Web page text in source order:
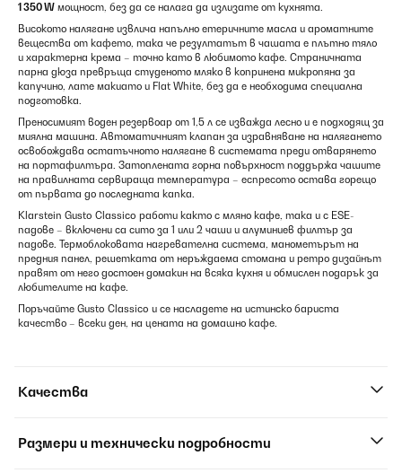
1 350 W мощност, без да се налага да излизате от кухнята.
Високото налягане извлича напълно етеричните масла и ароматните
вещества от кафето, така че резултатът в чашата е плътно тяло
и характерна крема – точно като в любимото кафе. Страничната
парна дюза превръща студеното мляко в копринена микропяна за
капучино, лате макиато и Flat White, без да е необходима специална
подготовка.
Преносимият воден резервоар от 1,5 л се изважда лесно и е подходящ за
миялна машина. Автоматичният клапан за изравняване на налягането
освобождава остатъчното налягане в системата преди отварянето
на портафилтъра. Затоплената горна повърхност поддържа чашите
на правилната сервираща температура – еспресото остава горещо
от първата до последната капка.
Klarstein Gusto Classico работи както с мляно кафе, така и с ESE-
падове – включени са сито за 1 или 2 чаши и алуминиев филтър за
падове. Термоблоковата нагревателна система, манометърът на
предния панел, решетката от неръждаема стомана и ретро дизайнът
правят от него достоен домакин на всяка кухня и обмислен подарък за
любителите на кафе.
Поръчайте Gusto Classico и се насладете на истинско бариста
качество – всеки ден, на цената на домашно кафе.
Качества
Размери и технически подробности